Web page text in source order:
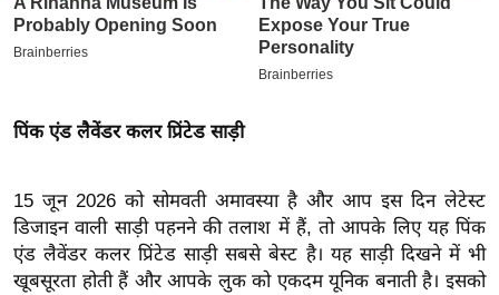
-
पे
मि
ल
बे
मि
पिंक एंड लैवेंडर कलर प्रिंटेड साड़ी
15 जून 2026 को सोमवती अमावस्या है और आप इस दिन लेटेस्ट
डिजाइन वाली साड़ी पहनने की तलाश में हैं, तो आपके लिए यह पिंक
एंड लैवेंडर कलर प्रिंटेड साड़ी सबसे बेस्ट है। यह साड़ी दिखने में भी
खूबसूरता होती हैं और आपके लुक को एकदम यूनिक बनाती है। इसको